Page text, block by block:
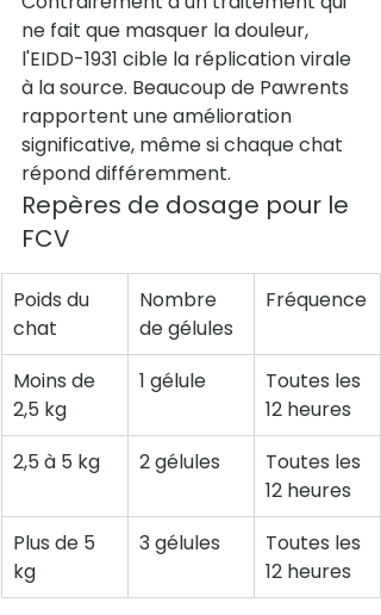
ne fait que masquer la douleur,
l'EIDD-1931 cible la réplication virale
à la source. Beaucoup de Pawrents
rapportent une amélioration
significative, même si chaque chat
répond différemment.
Repères de dosage pour le
FCV
Poids du
chat
Nombre
de gélules
Fréquence
Moins de
2,5 kg
1 gélule
Toutes les
12 heures
2,5 à 5 kg
2 gélules
Toutes les
12 heures
Plus de 5
kg
3 gélules
Toutes les
12 heures